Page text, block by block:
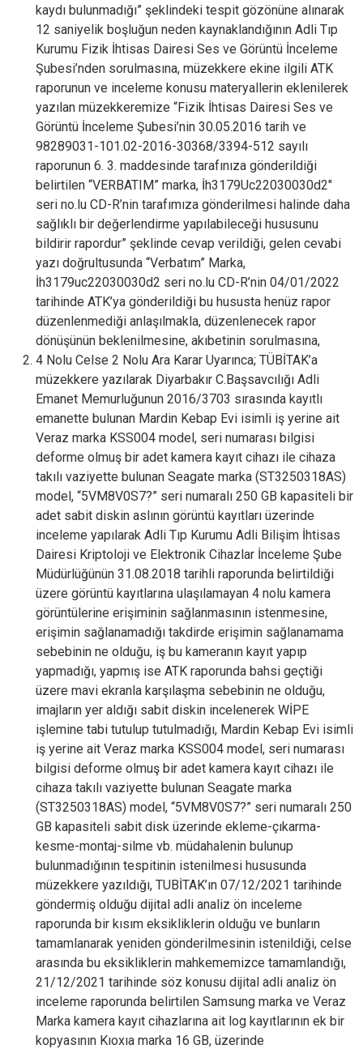
kaydı bulunmadığı” şeklindeki tespit gözönüne alınarak
12 saniyelik boşluğun neden kaynaklandığının Adli Tıp
Kurumu Fizik İhtisas Dairesi Ses ve Görüntü İnceleme
Şubesi’nden sorulmasına, müzekkere ekine ilgili ATK
raporunun ve inceleme konusu materyallerin eklenilerek
yazılan müzekkeremize “Fizik İhtisas Dairesi Ses ve
Görüntü İnceleme Şubesi’nin 30.05.2016 tarih ve
98289031-101.02-2016-30368/3394-512 sayılı
raporunun 6. 3. maddesinde tarafınıza gönderildiği
belirtilen “VERBATIM” marka, İh3179Uc22030030d2″
seri no.lu CD-R’nin tarafımıza gönderilmesi halinde daha
sağlıklı bir değerlendirme yapılabileceği hususunu
bildirir rapordur” şeklinde cevap verildiği, gelen cevabi
yazı doğrultusunda “Verbatım” Marka,
İh3179uc22030030d2 seri no.lu CD-R’nin 04/01/2022
tarihinde ATK’ya gönderildiği bu hususta henüz rapor
düzenlenmediği anlaşılmakla, düzenlenecek rapor
dönüşünün beklenilmesine, akıbetinin sorulmasına,
4 Nolu Celse 2 Nolu Ara Karar Uyarınca; TÜBİTAK’a
müzekkere yazılarak Diyarbakır C.Başsavcılığı Adli
Emanet Memurluğunun 2016/3703 sırasında kayıtlı
emanette bulunan Mardin Kebap Evi isimli iş yerine ait
Veraz marka KSS004 model, seri numarası bilgisi
deforme olmuş bir adet kamera kayıt cihazı ile cihaza
takılı vaziyette bulunan Seagate marka (ST3250318AS)
model, “5VM8V0S7?” seri numaralı 250 GB kapasiteli bir
adet sabit diskin aslının görüntü kayıtları üzerinde
inceleme yapılarak Adli Tıp Kurumu Adli Bilişim İhtisas
Dairesi Kriptoloji ve Elektronik Cihazlar İnceleme Şube
Müdürlüğünün 31.08.2018 tarihli raporunda belirtildiği
üzere görüntü kayıtlarına ulaşılamayan 4 nolu kamera
görüntülerine erişiminin sağlanmasının istenmesine,
erişimin sağlanamadığı takdirde erişimin sağlanamama
sebebinin ne olduğu, iş bu kameranın kayıt yapıp
yapmadığı, yapmış ise ATK raporunda bahsi geçtiği
üzere mavi ekranla karşılaşma sebebinin ne olduğu,
imajların yer aldığı sabit diskin incelenerek WİPE
işlemine tabi tutulup tutulmadığı, Mardin Kebap Evi isimli
iş yerine ait Veraz marka KSS004 model, seri numarası
bilgisi deforme olmuş bir adet kamera kayıt cihazı ile
cihaza takılı vaziyette bulunan Seagate marka
(ST3250318AS) model, “5VM8V0S7?” seri numaralı 250
GB kapasiteli sabit disk üzerinde ekleme-çıkarma-
kesme-montaj-silme vb. müdahalenin bulunup
bulunmadığının tespitinin istenilmesi hususunda
müzekkere yazıldığı, TUBİTAK’ın 07/12/2021 tarihinde
göndermiş olduğu dijital adli analiz ön inceleme
raporunda bir kısım eksikliklerin olduğu ve bunların
tamamlanarak yeniden gönderilmesinin istenildiği, celse
arasında bu eksikliklerin mahkememizce tamamlandığı,
21/12/2021 tarihinde söz konusu dijital adli analiz ön
inceleme raporunda belirtilen Samsung marka ve Veraz
Marka kamera kayıt cihazlarına ait log kayıtlarının ek bir
kopyasının Kıoxıa marka 16 GB, üzerinde